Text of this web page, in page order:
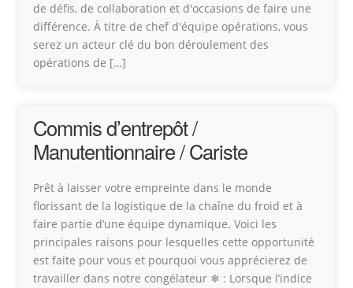
de défis, de collaboration et d'occasions de faire une
différence. À titre de chef d'équipe opérations, vous
serez un acteur clé du bon déroulement des
opérations de […]
Commis d’entrepôt /
Manutentionnaire / Cariste
Prêt à laisser votre empreinte dans le monde
florissant de la logistique de la chaîne du froid et à
faire partie d’une équipe dynamique. Voici les
principales raisons pour lesquelles cette opportunité
est faite pour vous et pourquoi vous apprécierez de
travailler dans notre congélateur ❄ : Lorsque l’indice